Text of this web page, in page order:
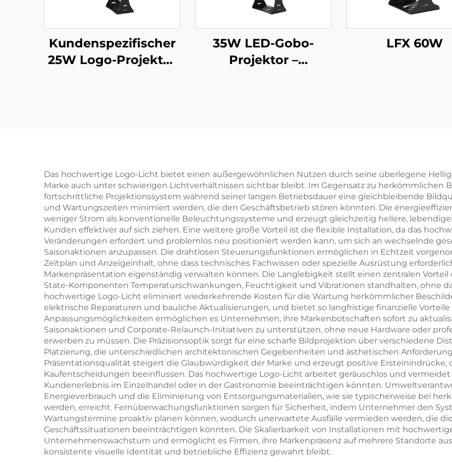
Kundenspezifischer
25W Logo-Projektor
35W LED-Gobo-
Projektor –
LFX 60W
Das hochwertige Logo-Licht bietet einen außergewöhnlichen Nutzen durch seine überlegene
Marke auch unter schwierigen Lichtverhältnissen sichtbar bleibt. Im Gegensatz zu herkömmlichen
fortschrittliche Projektionssystem während seiner langen Betriebsdauer eine gleichbleibende
und Wartungszeiten minimiert werden, die den Geschäftsbetrieb stören könnten. Die
weniger Strom als konventionelle Beleuchtungssysteme und erzeugt gleichzeitig hellere,
Kunden effektiver auf sich ziehen. Eine weitere große Vorteil ist die flexible Installation, da das
Veränderungen erfordert und problemlos neu positioniert werden kann, um sich an wechselnde
Saisonaktionen anzupassen. Die drahtlosen Steuerungsfunktionen ermöglichen in Echtzeit
Zeitplan und Anzeigeinhalt, ohne dass technisches Fachwissen oder spezielle Ausrüstung
Markenpräsentation eigenständig verwalten können. Die Langlebigkeit stellt einen zentralen Vorteil
State-Komponenten Temperaturschwankungen, Feuchtigkeit und Vibrationen standhalten, ohne
hochwertige Logo-Licht eliminiert wiederkehrende Kosten für die Wartung herkömmlicher
elektrische Reparaturen und bauliche Aktualisierungen, und bietet so langfristige finanzielle
Anpassungsmöglichkeiten ermöglichen es Unternehmen, ihre Markenbotschaften sofort zu
Saisonaktionen und Corporate-Relaunch-Initiativen zu unterstützen, ohne neue Hardware oder
erwerben zu müssen. Die Präzisionsoptik sorgt für eine scharfe Bildprojektion über verschiedene
Platzierung, die unterschiedlichen architektonischen Gegebenheiten und ästhetischen
Präsentationsqualität steigert die Glaubwürdigkeit der Marke und erzeugt positive
Kaufentscheidungen beeinflussen. Das hochwertige Logo-Licht arbeitet geräuschlos und
Kundenerlebnis im Einzelhandel oder in der Gastronomie beeinträchtigen könnten.
Energieverbrauch und die Eliminierung von Entsorgungsmaterialien, wie sie typischerweise bei
werden, erreicht. Fernüberwachungsfunktionen sorgen für Sicherheit, indem Unternehmer den
Wartungstermine proaktiv planen können, wodurch unerwartete Ausfälle vermieden werden, die
Geschäftssituationen beeinträchtigen könnten. Die Skalierbarkeit von Installationen mit
Unternehmenswachstum und ermöglicht es Firmen, ihre Markenpräsenz auf mehrere Standorte
konsistente visuelle Identität und betriebliche Effizienz gewahrt bleibt.